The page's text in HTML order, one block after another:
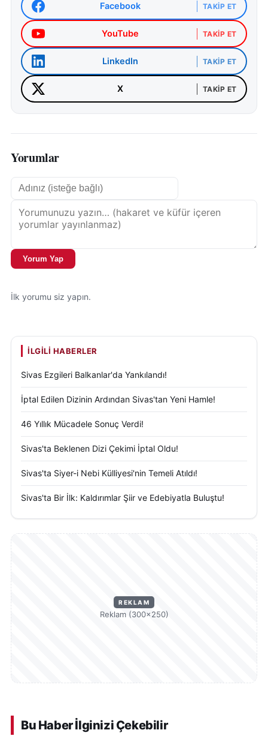
Facebook TAKIP ET
YouTube TAKIP ET
LinkedIn TAKIP ET
X TAKIP ET
Yorumlar
Yorum Yap
İlk yorumu siz yapın.
İLGILI HABERLER
Sivas Ezgileri Balkanlar'da Yankılandı!
İptal Edilen Dizinin Ardından Sivas'tan Yeni Hamle!
46 Yıllık Mücadele Sonuç Verdi!
Sivas'ta Beklenen Dizi Çekimi İptal Oldu!
Sivas'ta Siyer-i Nebi Külliyesi'nin Temeli Atıldı!
Sivas'ta Bir İlk: Kaldırımlar Şiir ve Edebiyatla Buluştu!
REKLAM
Reklam (300×250)
Bu Haber İlginizi Çekebilir